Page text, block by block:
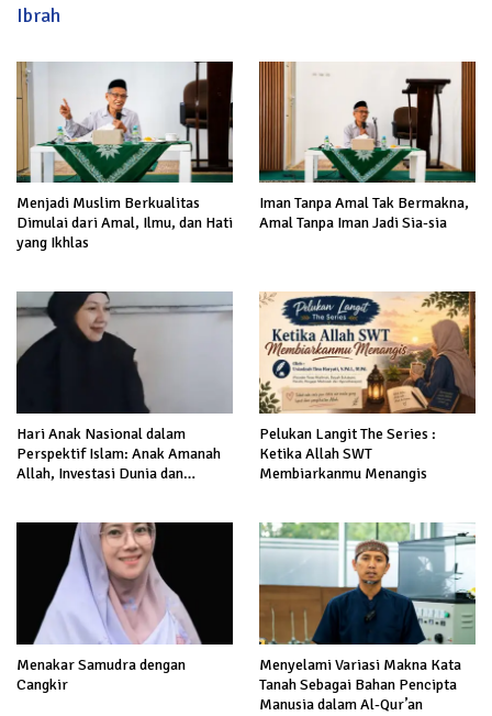
Ibrah
Menjadi Muslim Berkualitas
Dimulai dari Amal, Ilmu, dan Hati
yang Ikhlas
Iman Tanpa Amal Tak Bermakna,
Amal Tanpa Iman Jadi Sia-sia
Hari Anak Nasional dalam
Perspektif Islam: Anak Amanah
Allah, Investasi Dunia dan
Pelukan Langit The Series :
Ketika Allah SWT
Membiarkanmu Menangis
Menakar Samudra dengan
Cangkir
Menyelami Variasi Makna Kata
Tanah Sebagai Bahan Pencipta
Manusia dalam Al-Qur’an